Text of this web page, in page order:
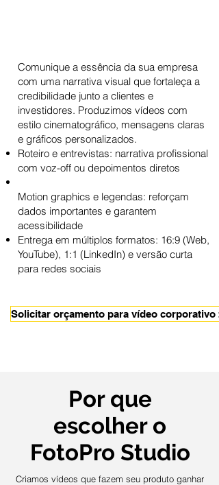
Comunique a essência da sua empresa
com uma narrativa visual que fortaleça a
credibilidade junto a clientes e
investidores. Produzimos vídeos com
estilo cinematográfico, mensagens claras
e gráficos personalizados.
Roteiro e entrevistas: narrativa profissional
com voz-off ou depoimentos diretos
Motion graphics e legendas: reforçam
dados importantes e garantem
acessibilidade
Entrega em múltiplos formatos: 16:9 (Web,
YouTube), 1:1 (LinkedIn) e versão curta
para redes sociais
Solicitar orçamento para vídeo corporativo >
Por que
escolher o
FotoPro Studio
Criamos vídeos que fazem seu produto ganhar